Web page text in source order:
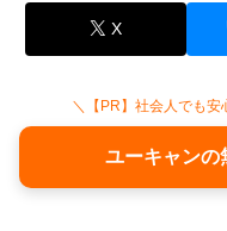
X
＼【PR】社会人でも安
ユーキャンの